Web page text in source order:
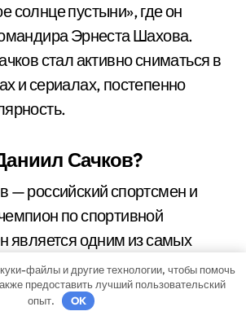
солнце пустыни», где он
Эрнеста Шахова.
стал активно сниматься в
и сериалах, постепенно
Сачков?
— российский спортсмен и
по спортивной
является одним из самых
успешных гимнастов своего
файлы и другие технологии, чтобы помочь
предоставить лучший пользовательский
опыт.
OK